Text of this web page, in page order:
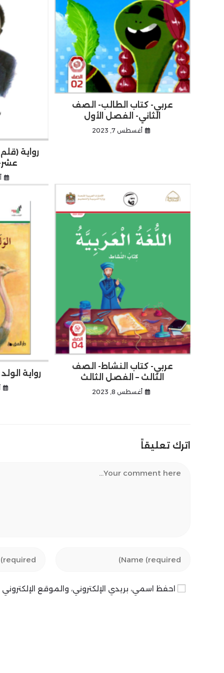
رواية
عربي- كتاب الطالب- الصف
الثاني- الفصل الأول
أغسطس 7, 2023
رواية
عربي- كتاب النشاط- الصف
الثالث – الفصل الثالث
أغسطس 8, 2023
اترك تعليقاً
your
or
your
addressاحفظ اسمي، بريدي الإلكتروني، والموقع